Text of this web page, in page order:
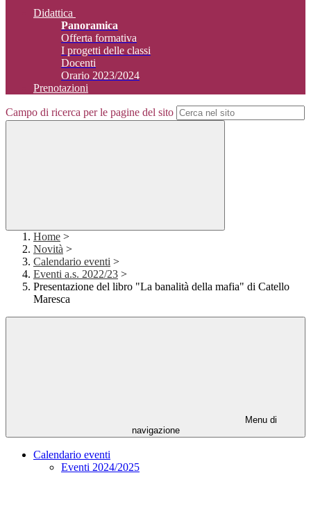
Didattica
Panoramica
Offerta formativa
I progetti delle classi
Docenti
Orario 2023/2024
Prenotazioni
Campo di ricerca per le pagine del sito
Home >
Novità >
Calendario eventi >
Eventi a.s. 2022/23 >
Presentazione del libro "La banalità della mafia" di Catello
Maresca
Menu di
navigazione
Calendario eventi
Eventi 2024/2025